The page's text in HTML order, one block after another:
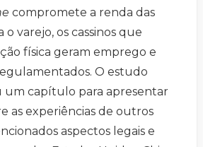
compromete a renda das
varejo, os cassinos que
física geram emprego e
O estudo
um capítulo para apresentar
as experiências de outros
aspectos legais e